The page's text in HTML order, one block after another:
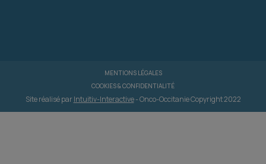
MENTIONS LÉGALES
COOKIES & CONFIDENTIALITÉ
Site réalisé parIntuitiv-Interactive- Onco-Occitanie Copyright 2022